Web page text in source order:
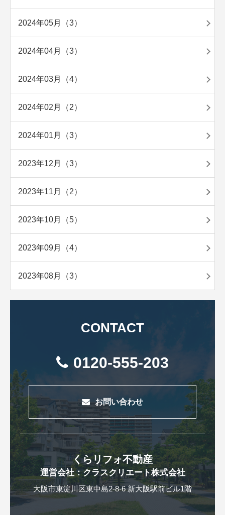
2024年05月（3）
2024年04月（3）
2024年03月（4）
2024年02月（2）
2024年01月（3）
2023年12月（3）
2023年11月（2）
2023年10月（5）
2023年09月（4）
2023年08月（3）
CONTACT
0120-555-203
お問い合わせ
くらリフォ不動産
運営会社：クラスクリエート株式会社
大阪市東淀川区東中島2-8-6 新大阪駅前ビル1階